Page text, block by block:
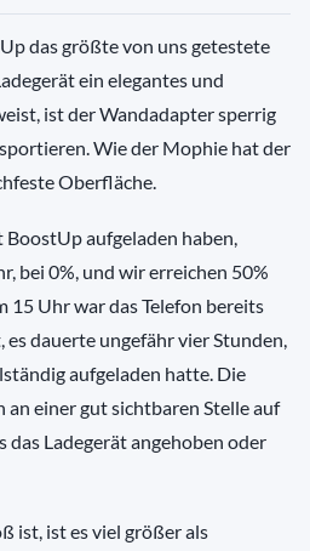
das größte von uns getestete
ein elegantes und
ist der Wandadapter sperrig
Wie der Mophie hat der
Oberfläche.
aufgeladen haben,
bei 0%, und wir erreichen 50%
15 Uhr war das Telefon bereits
dauerte ungefähr vier Stunden,
aufgeladen hatte. Die
an einer gut sichtbaren Stelle auf
das Ladegerät angehoben oder
ist, ist es viel größer als